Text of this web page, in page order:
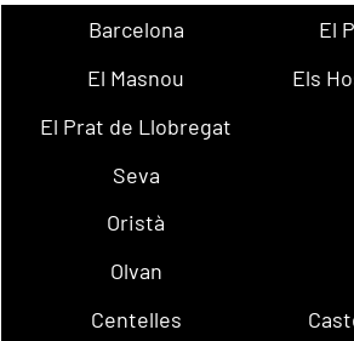
Barcelona
El
El Masnou
Els
El Prat de Llobregat
Seva
Oristà
Olvan
Centelles